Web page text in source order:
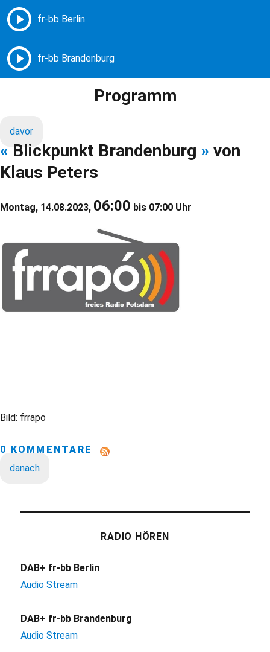
Freie Radios – Berlin Brandenburg
Programm
davor
« Blickpunkt Brandenburg » von
Klaus Peters
Montag, 14.08.2023, 06:00 bis 07:00 Uhr
Bild: frrapo
0 KOMMENTARE
danach
RADIO HÖREN
DAB+ fr-bb Berlin
Audio Stream
DAB+ fr-bb Brandenburg
Audio Stream